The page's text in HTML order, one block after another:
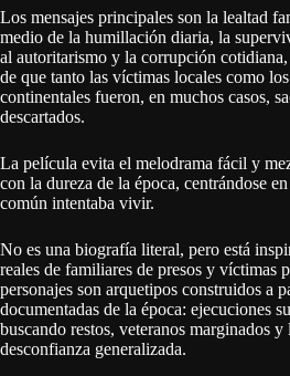
Los mensajes principales son la lealtad
medio de la humillación diaria, la
al autoritarismo y la corrupción
de que tanto las víctimas locales como
continentales fueron, en muchos casos,
descartados.
La película evita el melodrama fácil y
con la dureza de la época, centrándose
común intentaba vivir.
No es una biografía literal, pero está
reales de familiares de presos y víctimas
personajes son arquetipos construidos a
documentadas de la época: ejecuciones
buscando restos, veteranos marginados y
desconfianza generalizada.